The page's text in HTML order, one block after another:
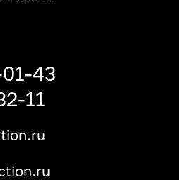
43
11